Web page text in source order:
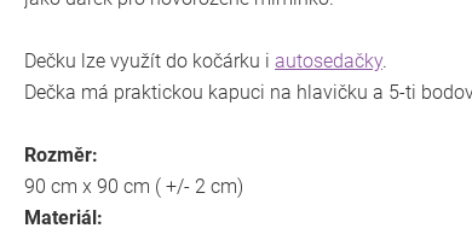
Dečku lze využít do kočárku i autosedačky.
Dečka má praktickou kapuci na hlavičku a 5-ti
Rozměr:
90 cm x 90 cm ( +/- 2 cm)
Materiál: